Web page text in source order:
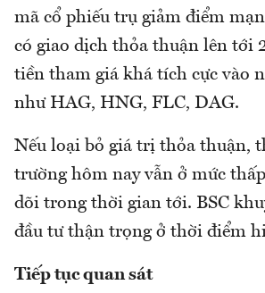
mã cổ phiếu trụ giảm điểm
có giao dịch thỏa thuận lên tới
tiền tham giá khá tích cực vào
như HAG, HNG, FLC, DAG.
Nếu loại bỏ giá trị thỏa thuận,
trường hôm nay vẫn ở mức
dõi trong thời gian tới. BSC
đầu tư thận trọng ở thời điểm
Tiếp tục quan sát